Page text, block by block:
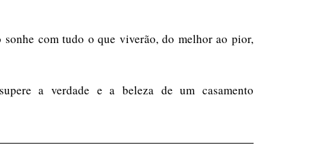
sonhe com tudo o que viverão, do melhor ao pior,
a verdade e a beleza de um casamento